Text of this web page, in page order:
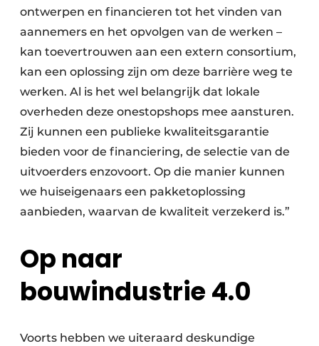
ontwerpen en financieren tot het vinden van
aannemers en het opvolgen van de werken –
kan toevertrouwen aan een extern consortium,
kan een oplossing zijn om deze barrière weg te
werken. Al is het wel belangrijk dat lokale
overheden deze onestopshops mee aansturen.
Zij kunnen een publieke kwaliteitsgarantie
bieden voor de financiering, de selectie van de
uitvoerders enzovoort. Op die manier kunnen
we huiseigenaars een pakketoplossing
aanbieden, waarvan de kwaliteit verzekerd is.”
Op naar
bouwindustrie 4.0
Voorts hebben we uiteraard deskundige